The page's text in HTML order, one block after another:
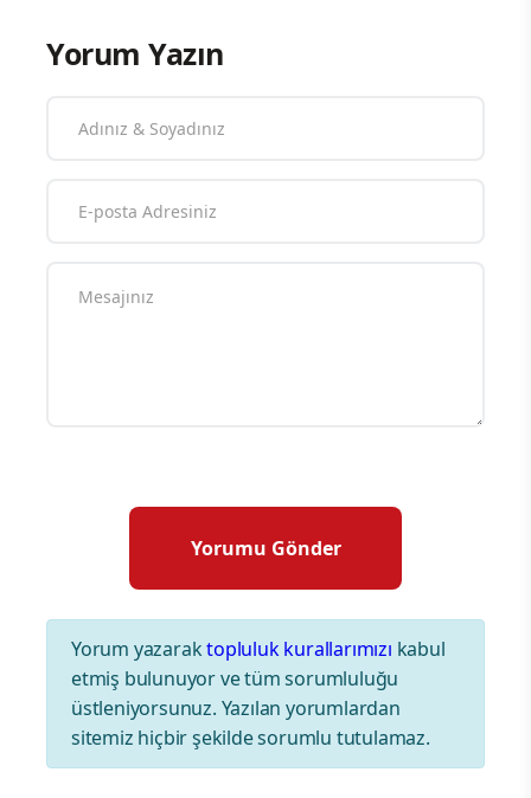
Yorum Yazın
Yorum yazaraktopluluk kurallarımızı kabul
etmiş bulunuyor ve tüm sorumluluğu
üstleniyorsunuz. Yazılan yorumlardan
sitemiz hiçbir şekilde sorumlu tutulamaz.